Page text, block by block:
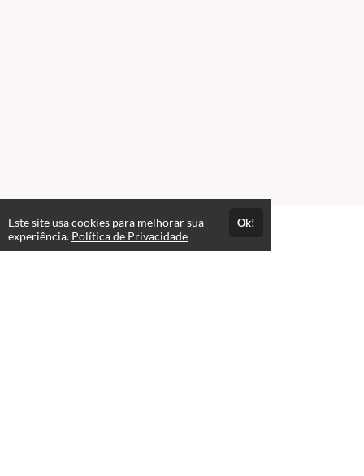
Atendimento
Este site usa cookies para melhorar sua
experiência. Política de Privacidade
Ok!